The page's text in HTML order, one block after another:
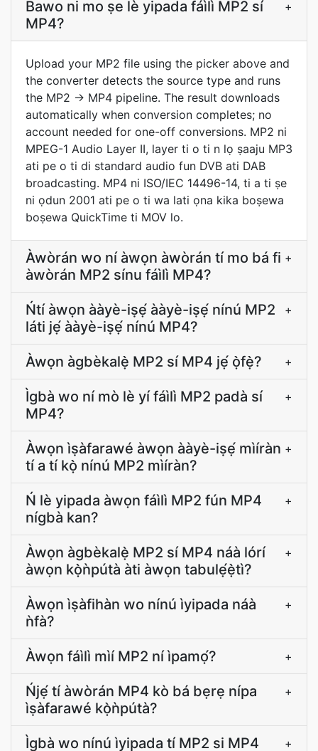
Bawo ni mo ṣe lè yipada fáìlì MP2 sí
MP4?
+
Upload your MP2 file using the picker above and
the converter detects the source type and runs
the MP2 → MP4 pipeline. The result downloads
automatically when conversion completes; no
account needed for one-off conversions. MP2 ni
MPEG-1 Audio Layer II, layer ti o ti n lọ ṣaaju MP3
ati pe o ti di standard audio fun DVB ati DAB
broadcasting. MP4 ni ISO/IEC 14496-14, ti a ti ṣe
ni ọdun 2001 ati pe o ti wa lati ọna kika boṣewa
boṣewa QuickTime ti MOV lo.
Àwòrán wo ní àwọn àwòrán tí mo bá fi
àwòrán MP2 sínu fáìlì MP4?
+
Ńtí àwọn ààyè-iṣẹ́ ààyè-iṣẹ́ nínú MP2
láti jẹ́ ààyè-iṣẹ́ nínú MP4?
+
Àwọn àgbèkalẹ̀ MP2 sí MP4 jẹ́ ọ̀fẹ̀? +
Ìgbà wo ní mò lè yí fáìlì MP2 padà sí
MP4?
+
Àwọn ìṣàfarawé àwọn ààyè-iṣẹ́ mìíràn
tí a tí kọ̀ nínú MP2 mìíràn?
+
Ń lè yipada àwọn fáìlì MP2 fún MP4
nígbà kan?
+
Àwọn àgbèkalẹ̀ MP2 sí MP4 náà lórí
àwọn kọ̀ǹpútà àti àwọn tabulẹ́ẹ̀tì?
+
Àwọn ìṣàfihàn wo nínú ìyipada náà
ǹfà?
+
Àwọn fáìlì mìí MP2 ní ìpamọ́? +
Ńjẹ́ tí àwòrán MP4 kò bá bẹrẹ nípa
ìṣàfarawé kọ̀ǹpútà?
+
Ìgbà wo nínú ìyipada tí MP2 si MP4 +